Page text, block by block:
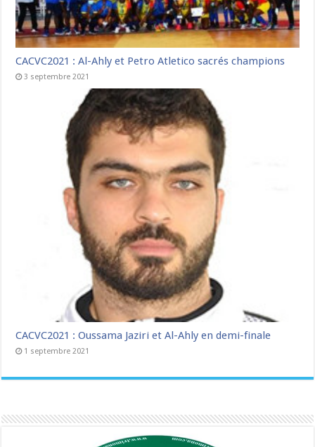
CACVC2021 : Al-Ahly et Petro Atletico sacrés champions
3 septembre 2021
CACVC2021 : Oussama Jaziri et Al-Ahly en demi-finale
1 septembre 2021